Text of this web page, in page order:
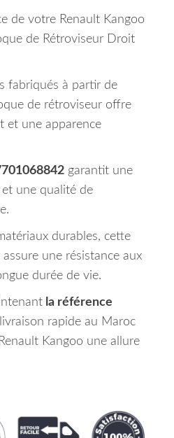
de votre Renault Kangoo
de Rétroviseur Droit
fabriqués à partir de
de rétroviseur offre
et une apparence
garantit une
une qualité de
durables, cette
une résistance aux
durée de vie.
la référence
rapide au Maroc
Kangoo une allure